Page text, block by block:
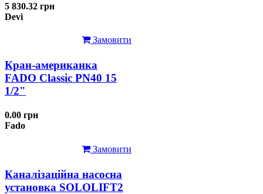
5 830.32 грн
Devi
Замовити
Кран-американка
FADO Classic PN40 15
1/2"
0.00 грн
Fado
Замовити
Каналізаційна насосна
установка SOLOLIFT2